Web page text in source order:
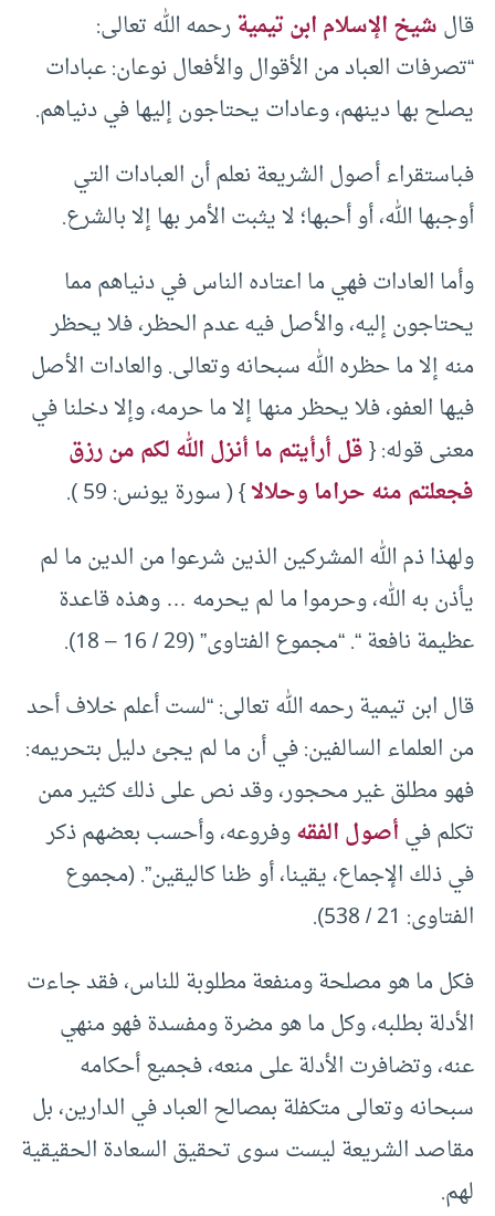
قالشيخ الإسلام ابن تيميةرحمه الله تعالى:
“تصرفات العباد من الأقوال والأفعال نوعان: عبادات
يصلح بها دينهم، وعادات يحتاجون إليها في دنياهم.
فباستقراء أصول الشريعة نعلم أن العبادات التي
أوجبها الله، أو أحبها؛ لا يثبت الأمر بها إلا بالشرع.
وأما العادات فهي ما اعتاده الناس في دنياهم مما
يحتاجون إليه، والأصل فيه عدم الحظر، فلا يحظر
منه إلا ما حظره الله سبحانه وتعالى. والعادات الأصل
فيها العفو، فلا يحظر منها إلا ما حرمه، وإلا دخلنا في
معنى قوله: {قل أرأيتم ما أنزل الله لكم من رزق
فجعلتم منه حراما وحلالا} ( سورة يونس: 59 ).
ولهذا ذم الله المشركين الذين شرعوا من الدين ما لم
يأذن به الله، وحرموا ما لم يحرمه … وهذه قاعدة
عظيمة نافعة “. “مجموع الفتاوى” (29 / 16 – 18).
قال ابن تيمية رحمه الله تعالى: “لست أعلم خلاف أحد
من العلماء السالفين: في أن ما لم يجئ دليل بتحريمه:
فهو مطلق غير محجور، وقد نص على ذلك كثير ممن
تكلم فيأصول الفقهوفروعه، وأحسب بعضهم ذكر
في ذلك الإجماع، يقينا، أو ظنا كاليقين”. (مجموع
الفتاوى: 21 / 538).
فكل ما هو مصلحة ومنفعة مطلوبة للناس، فقد جاءت
الأدلة بطلبه، وكل ما هو مضرة ومفسدة فهو منهي
عنه، وتضافرت الأدلة على منعه، فجميع أحكامه
سبحانه وتعالى متكفلة بمصالح العباد في الدارين، بل
مقاصد الشريعة ليست سوى تحقيق السعادة الحقيقية
لهم.